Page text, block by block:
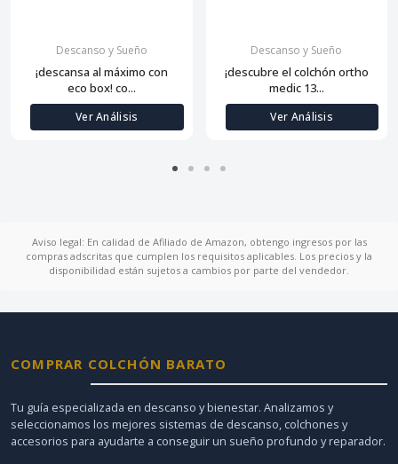
Descanso y Sueño
¡descansa al máximo con
eco box! co...
Ver Análisis
Descanso y Sueño
¡descubre el colchón ortho
medic 13...
Ver Análisis
Aviso legal: En calidad de Afiliado de Amazon, obtengo ingresos por las
compras adscritas que cumplen los requisitos aplicables. Los precios y la
disponibilidad están sujetos a cambios por parte del vendedor.
COMPRAR COLCHÓN BARATO
Tu guía especializada en descanso y bienestar. Analizamos y
seleccionamos los mejores sistemas de descanso, colchones y
accesorios para ayudarte a conseguir un sueño profundo y reparador.